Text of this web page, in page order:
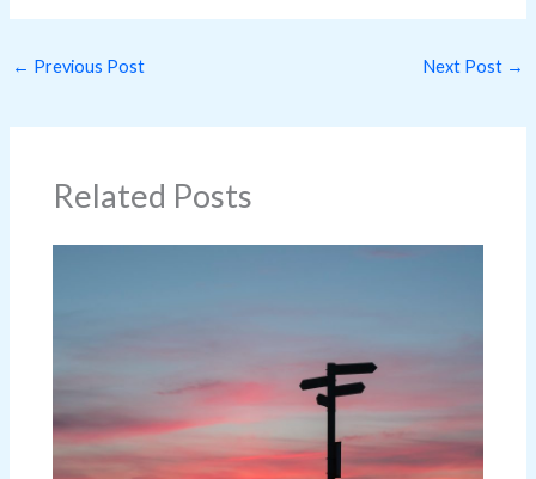
← Previous Post Next Post →
Related Posts